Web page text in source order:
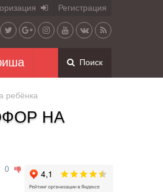
Регистрация
Поиск
ребёнка
НА
0